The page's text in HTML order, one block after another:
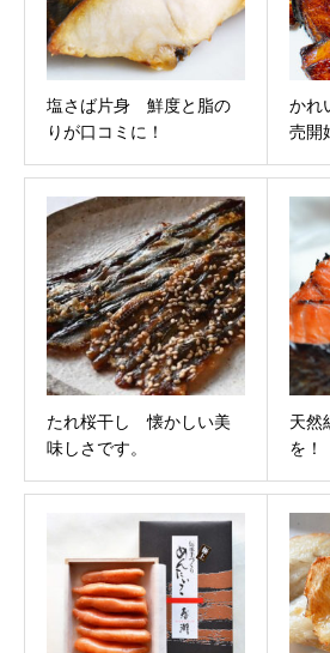
塩さば片身 鮮度と脂の
りが口コミに！
かれ
売開
たれ桜干し 懐かしい美
味しさです。
天然
を！